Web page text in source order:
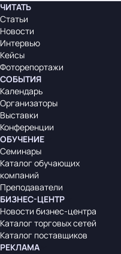
ЧИТАТЬ
Статьи
Новости
Интервью
Кейсы
Фоторепортажи
СОБЫТИЯ
Календарь
Организаторы
Выставки
Конференции
ОБУЧЕНИЕ
Семинары
Каталог обучающих
компаний
Преподаватели
БИЗНЕС-ЦЕНТР
Новости бизнес-центра
Каталог торговых сетей
Каталог поставщиков
РЕКЛАМА